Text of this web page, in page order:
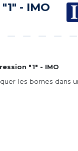
- IMO
"1" - IMO
les bornes dans